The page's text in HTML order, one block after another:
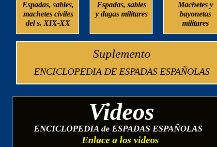
Espadas, sables,
machetes civiles
del s. XIX-XX
Espadas, sables
y dagas militares
Machetes y
bayonetas
militares
Suplemento
ENCICLOPEDIA DE ESPADAS ESPAÑOLAS
Videos
ENCICLOPEDIA de ESPADAS ESPAÑOLAS
Enlace a los videos